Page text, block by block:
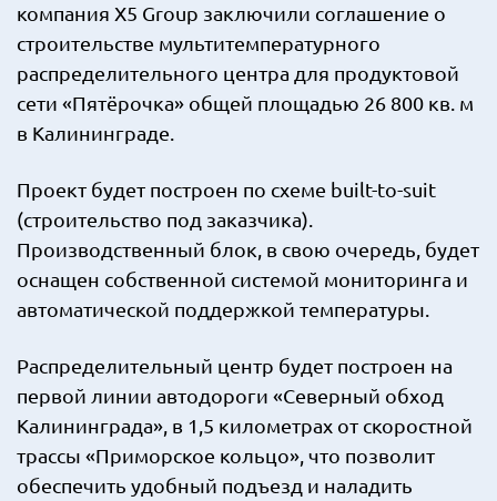
компания X5 Group заключили соглашение о
строительстве мультитемпературного
распределительного центра для продуктовой
сети «Пятёрочка» общей площадью 26 800 кв. м
в Калининграде.
Проект будет построен по схеме built-to-suit
(строительство под заказчика).
Производственный блок, в свою очередь, будет
оснащен собственной системой мониторинга и
автоматической поддержкой температуры.
Распределительный центр будет построен на
первой линии автодороги «Северный обход
Калининграда», в 1,5 километрах от скоростной
трассы «Приморское кольцо», что позволит
обеспечить удобный подъезд и наладить